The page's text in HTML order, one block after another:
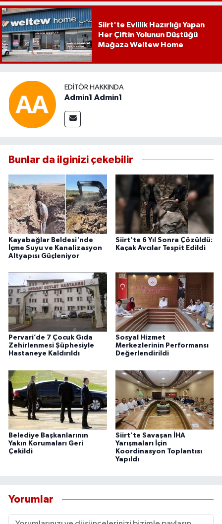
Siirt'te Evlilik Hazırlığı Yapan
Her Çiftin Yolunun Düştüğü
Mağaza Weltew Home
EDITÖR HAKKINDA
Admin1 Admin1
Bunlar da ilginizi çekebilir
Kayabağlar Beldesi'nde
İçme Suyu ve Kanalizasyon
Altyapısı Güçleniyor
Siirt'te 6 Yıl Sonra Çözüldü:
Kaçak Avcılar Tespit Edildi
Pervari’de 7 Çocuk Gıda
Zehirlenmesi Şüphesiyle
Hastaneye Kaldırıldı
Sosyal Hizmet
Merkezlerinin Performansı
Değerlendirildi
Belediye Başkanlarının
Yakın Korumaları Geri
Çekildi
Siirt’te Savaşan İHA
Yarışmaları İçin
Koordinasyon Toplantısı
Yapıldı
Yorumlar